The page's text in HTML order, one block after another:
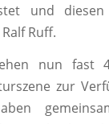
und
Ruff.
nun
zur